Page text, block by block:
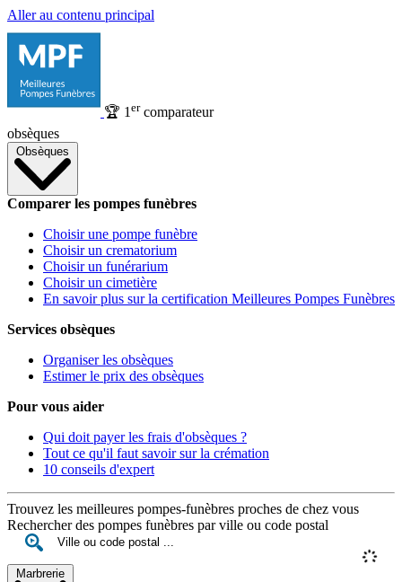
Aller au contenu principal
🏆 1 ercomparateur
obsèques
Obsèques
Comparer les pompes funèbres
Choisir une pompe funèbre
Choisir un crematorium
Choisir un funérarium
Choisir un cimetière
En savoir plus sur la certification Meilleures Pompes Funèbres
Services obsèques
Organiser les obsèques
Estimer le prix des obsèques
Pour vous aider
Qui doit payer les frais d'obsèques ?
Tout ce qu'il faut savoir sur la crémation
10 conseils d'expert
Trouvez les meilleures pompes-funèbres proches de chez vous
Rechercher des pompes funèbres par ville ou code postal
Marbrerie